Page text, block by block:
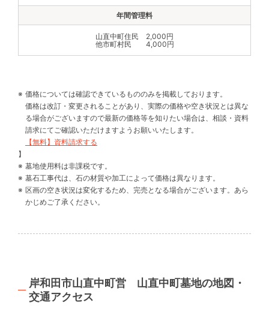
山直中町住民 2,000円
他市町村民 4,000円
価格については確認できているもののみを掲載しております。
価格は改訂・変更されることがあり、実際の価格や空き状況とは異な
る場合がございますので最新の価格等を知りたい場合は、相談・資料
請求にてご確認いただけますようお願いいたします。
【無料】資料請求する
】
墓地使用料は非課税です。
墓石工事代は、石の材質や加工によって価格は異なります。
区画の空き状況は変化するため、完売となる場合がございます。あら
かじめご了承ください。
岸和田市山直中町営 山直中町墓地の地図・
交通アクセス